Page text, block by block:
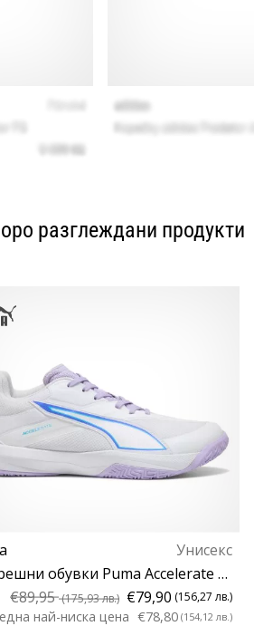
разглеждани продукти
Унисекс
Вътрешни обувки Puma Accelerate Pro 5 Shoe Women
€89,95(175,93 лв.) €79,90 (156,27 лв.)
най-ниска цена €78,80 (154,12 лв.)